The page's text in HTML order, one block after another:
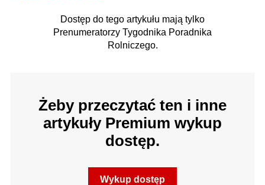
Dostęp do tego artykułu mają tylko
Prenumeratorzy Tygodnika Poradnika
Rolniczego.
Żeby przeczytać ten i inne
artykuły Premium wykup
dostęp.
Wykup dostęp